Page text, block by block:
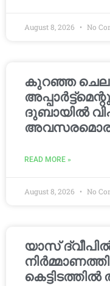
August 8, 2026 No
കുറഞ്ഞ
ദുബായിൽ
READ MORE »
August 8, 2026 No
യാസ്
കെട്ടിടത്തിൽ